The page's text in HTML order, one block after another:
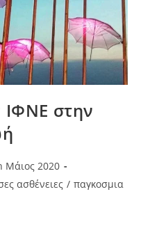
στην
Μάιος 2020
ασθένειες / παγκοσμια